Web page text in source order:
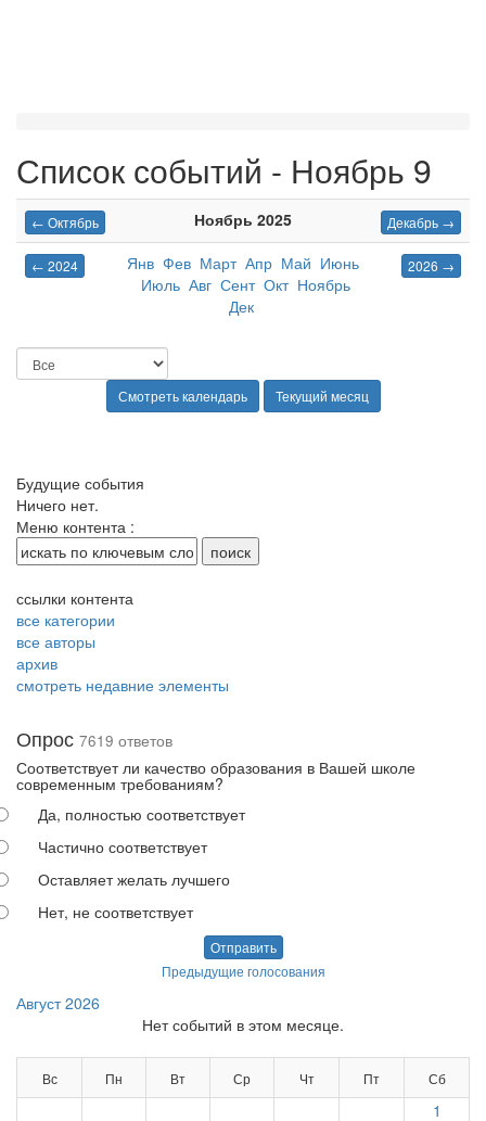
Список событий - Ноябрь 9
← Октябрь Ноябрь 2025 Декабрь →
← 2024 Янв Фев Март Апр Май Июнь
Июль Авг Сент Окт Ноябрь
Дек
2026 →
Будущие события
Ничего нет.
Меню контента :
ссылки контента
все категории
все авторы
архив
смотреть недавние элементы
Опрос 7619 ответов
Соответствует ли качество образования в Вашей школе
современным требованиям?
Да, полностью соответствует
Частично соответствует
Оставляет желать лучшего
Нет, не соответствует
Отправить
Предыдущие голосования
Август 2026
Нет событий в этом месяце.
Вс Пн Вт Ср Чт Пт Сб
1